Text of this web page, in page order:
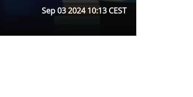
Sep 03 2024 10:13 CEST